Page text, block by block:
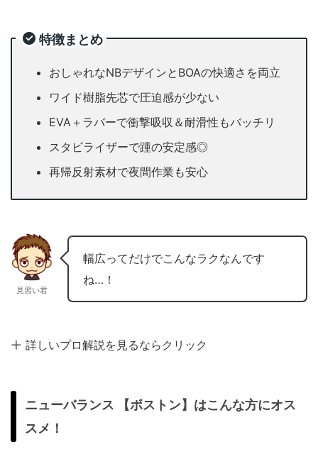
特徴まとめ
おしゃれなNBデザインとBOAの快適さを両立
ワイド樹脂先芯で圧迫感が少ない
EVA＋ラバーで衝撃吸収＆耐滑性もバッチリ
スタビライザーで踵の安定感◎
再帰反射素材で夜間作業も安心
見習い君
幅広ってだけでこんなラクなんです
ね…！
詳しいプロ解説を見るならクリック
ニューバランス 【ボストン】はこんな方にオス
スメ！